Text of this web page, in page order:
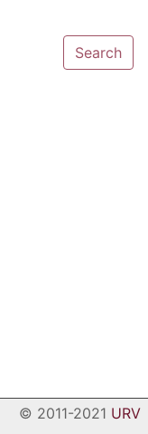
© 2011-2021 URV